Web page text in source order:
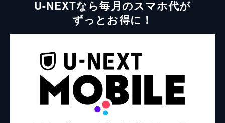
U-NEXTなら毎月のスマホ代が
ずっとお得に！